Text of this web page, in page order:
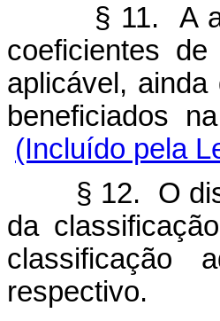
§ 11. A
coeficientes
aplicável,
(Incluído pela
§ 12. O
da
classificação